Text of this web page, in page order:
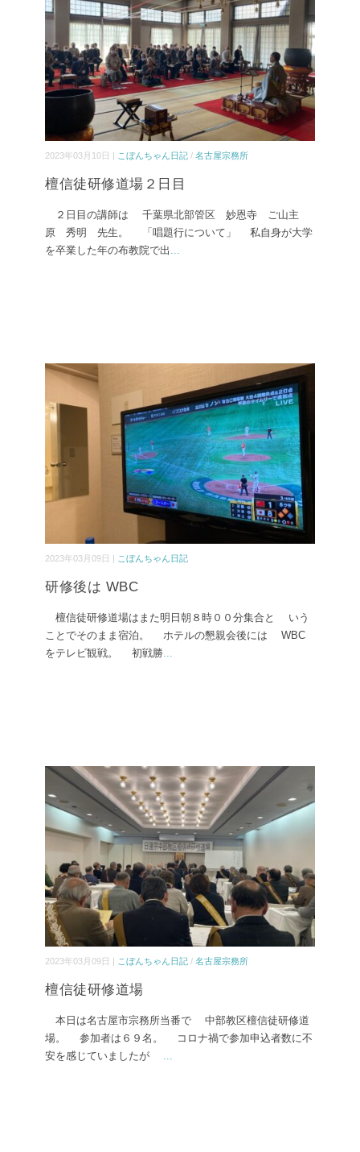
2023年03月10日 | こぼんちゃん日記 / 名古屋宗務所
檀信徒研修道場２日目
２日目の講師は 千葉県北部管区 妙恩寺 ご山主
原 秀明 先生。 「唱題行について」 私自身が大学
を卒業した年の布教院で出 ...
2023年03月09日 | こぼんちゃん日記
研修後は WBC
檀信徒研修道場はまた明日朝８時００分集合と いう
ことでそのまま宿泊。 ホテルの懇親会後には WBC
をテレビ観戦。 初戦勝...
2023年03月09日 | こぼんちゃん日記 / 名古屋宗務所
檀信徒研修道場
本日は名古屋市宗務所当番で 中部教区檀信徒研修道
場。 参加者は６９名。 コロナ禍で参加申込者数に不
安を感じていましたが ...